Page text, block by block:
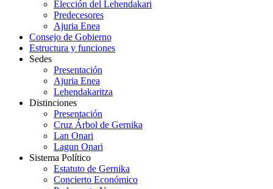
Elección del Lehendakari
Predecesores
Ajuria Enea
Consejo de Gobierno
Estructura y funciones
Sedes
Presentación
Ajuria Enea
Lehendakaritza
Distinciones
Presentación
Cruz Árbol de Gernika
Lan Onari
Lagun Onari
Sistema Político
Estatuto de Gernika
Concierto Económico